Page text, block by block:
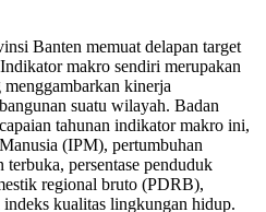
Banten memuat delapan target
makro sendiri merupakan
kinerja
suatu wilayah. Badan
tahunan indikator makro ini,
(IPM), pertumbuhan
persentase penduduk
regional bruto (PDRB),
kualitas lingkungan hidup.